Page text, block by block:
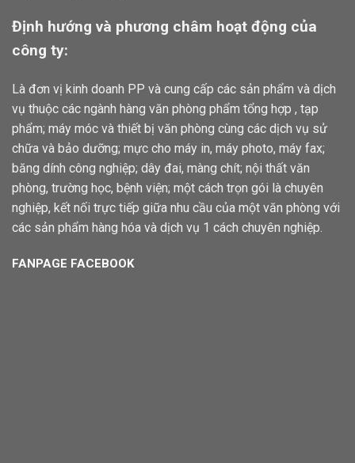
Định hướng và phương châm hoạt động của
công ty:
Là đơn vị kinh doanh PP và cung cấp các sản phẩm và dịch
vụ thuộc các ngành hàng văn phòng phẩm tổng hợp , tạp
phẩm; máy móc và thiết bị văn phòng cùng các dịch vụ sử
chữa và bảo dưỡng; mực cho máy in, máy photo, máy fax;
băng dính công nghiệp; dây đai, màng chít; nội thất văn
phòng, trường học, bệnh viện; một cách trọn gói là chuyên
nghiệp, kết nối trực tiếp giữa nhu cầu của một văn phòng với
các sản phẩm hàng hóa và dịch vụ 1 cách chuyên nghiệp.
FANPAGE FACEBOOK